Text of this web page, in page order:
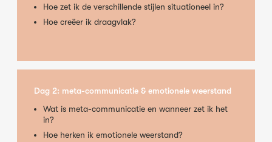
Hoe zet ik de verschillende stijlen situationeel in?
Hoe creëer ik draagvlak?
Dag 2: meta-communicatie & emotionele weerstand
Wat is meta-communicatie en wanneer zet ik het
in?
Hoe herken ik emotionele weerstand?